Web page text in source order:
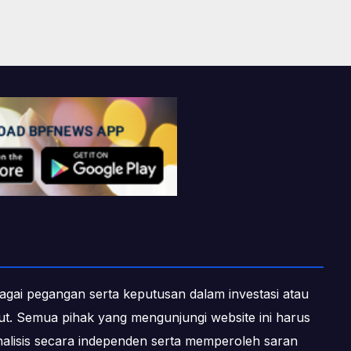
pegangan serta keputusan dalam investasi atau
Semua pihak yang mengunjungi website ini harus
secara independen serta memperoleh saran